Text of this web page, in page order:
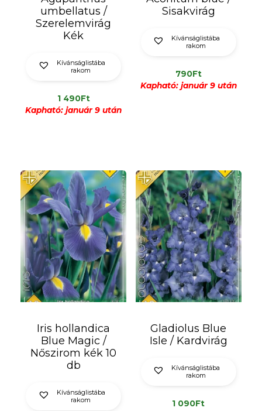
umbellatus /
Szerelemvirág
Kék
Kívánságlistába
rakom
1 490Ft
Kapható: január 9 után
Sisakvirág
Kívánságlistába
rakom
790Ft
Kapható: január 9 után
Iris hollandica
Blue Magic /
Nőszirom kék 10
db
Kívánságlistába
rakom
Gladiolus Blue
Isle / Kardvirág
Kívánságlistába
rakom
1 090Ft